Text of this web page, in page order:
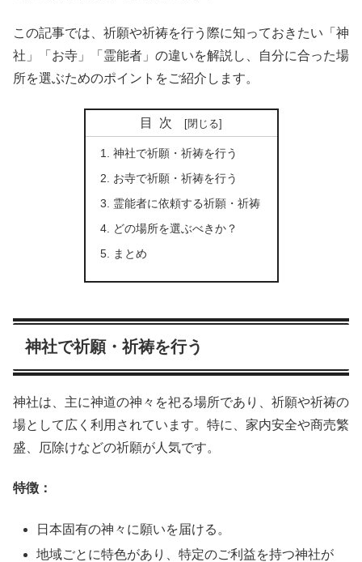
この記事では、祈願や祈祷を行う際に知っておきたい「神
社」「お寺」「霊能者」の違いを解説し、自分に合った場
所を選ぶためのポイントをご紹介します。
目次
神社で祈願・祈祷を行う
お寺で祈願・祈祷を行う
霊能者に依頼する祈願・祈祷
どの場所を選ぶべきか？
まとめ
神社で祈願・祈祷を行う
神社は、主に神道の神々を祀る場所であり、祈願や祈祷の
場として広く利用されています。特に、家内安全や商売繁
盛、厄除けなどの祈願が人気です。
特徴：
日本固有の神々に願いを届ける。
地域ごとに特色があり、特定のご利益を持つ神社が